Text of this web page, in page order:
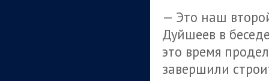
— Это наш
Дуйшеев в
это время
завершили